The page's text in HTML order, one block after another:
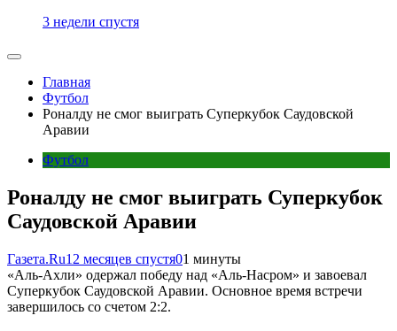
3 недели спустя
Главная
Футбол
Роналду не смог выиграть Суперкубок Саудовской
Аравии
Футбол
Роналду не смог выиграть Суперкубок
Саудовской Аравии
Газета.Ru12 месяцев спустя01 минуты
«Аль-Ахли» одержал победу над «Аль-Насром» и завоевал
Суперкубок Саудовской Аравии. Основное время встречи
завершилось со счетом 2:2.